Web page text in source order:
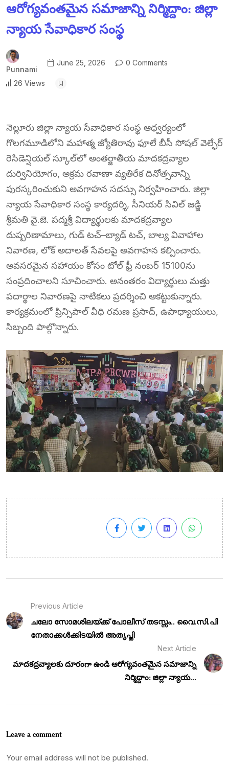
ఆరోగ్యవంతమైన సమాజాన్ని నిర్మిద్దాం: జిల్లా
న్యాయ సేవాధికార సంస్థ
Punnami
June 25, 2026 0 Comments
26 Views
నెల్లూరు జిల్లా న్యాయ సేవాధికార సంస్థ ఆధ్వర్యంలో
గొలగమూడిలోని మహాత్మ జ్యోతిరావు ఫూలే బీసీ సోషల్ వెల్ఫేర్
రెసిడెన్షియల్ స్కూల్‌లో అంతర్జాతీయ మాదకద్రవ్యాల
దుర్వినియోగం, అక్రమ రవాణా వ్యతిరేక దినోత్సవాన్ని
పురస్కరించుకుని అవగాహన సదస్సు నిర్వహించారు. జిల్లా
న్యాయ సేవాధికార సంస్థ కార్యదర్శి, సీనియర్ సివిల్ జడ్జి
శ్రీమతి వై.జె. పద్మశ్రీ విద్యార్థులకు మాదకద్రవ్యాల
దుష్పరిణామాలు, గుడ్ టచ్–బ్యాడ్ టచ్, బాల్య వివాహాల
నివారణ, లోక్ అదాలత్ సేవలపై అవగాహన కల్పించారు.
అవసరమైన సహాయం కోసం టోల్ ఫ్రీ నంబర్ 15100ను
సంప్రదించాలని సూచించారు. అనంతరం విద్యార్థులు మత్తు
పదార్థాల నివారణపై నాటికలు ప్రదర్శించి ఆకట్టుకున్నారు.
కార్యక్రమంలో ప్రిన్సిపాల్ వీధి రమణ ప్రసాద్, ఉపాధ్యాయులు,
సిబ్బంది పాల్గొన్నారు.
Previous Article
ചലോ സോമശിലയ്ക്ക് പോലീസ് തടസ്സം.. വൈ.സി.പി
നേതാക്കൾക്കിടയിൽ അതൃപ്തി
Next Article
మాదకద్రవ్యాలకు దూరంగా ఉండి ఆరోగ్యవంతమైన సమాజాన్ని
నిర్మిద్దాం: జిల్లా న్యాయ...
Leave a comment
Your email address will not be published.